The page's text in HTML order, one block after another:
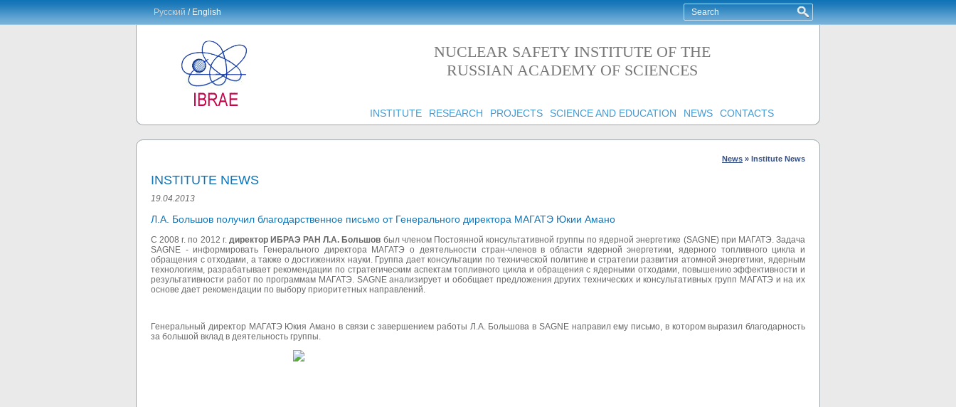
Русский/ English
NUCLEAR SAFETY INSTITUTE OF THE
RUSSIAN ACADEMY OF SCIENCES
INSTITUTE RESEARCH PROJECTS SCIENCE AND EDUCATION NEWS CONTACTS
News » Institute News
INSTITUTE NEWS
19.04.2013
Л.А. Большов получил благодарственное письмо от Генерального директора МАГАТЭ Юкии Амано
С 2008 г. по 2012 г.директор ИБРАЭ РАН Л.А. Большов был членом Постоянной консультативной группы по ядерной энергетике (SAGNE) при МАГАТЭ. Задача
SAGNE - информировать Генерального директора МАГАТЭ о деятельности стран-членов в области ядерной энергетики, ядерного топливного цикла и
обращения с отходами, а также о достижениях науки. Группа дает консультации по технической политике и стратегии развития атомной энергетики, ядерным
технологиям, разрабатывает рекомендации по стратегическим аспектам топливного цикла и обращения с ядерными отходами, повышению эффективности и
результативности работ по программам МАГАТЭ. SAGNE анализирует и обобщает предложения других технических и консультативных групп МАГАТЭ и на их
основе дает рекомендации по выбору приоритетных направлений.
Генеральный директор МАГАТЭ Юкия Амано в связи с завершением работы Л.А. Большова в SAGNE направил ему письмо, в котором выразил благодарность
за большой вклад в деятельность группы.